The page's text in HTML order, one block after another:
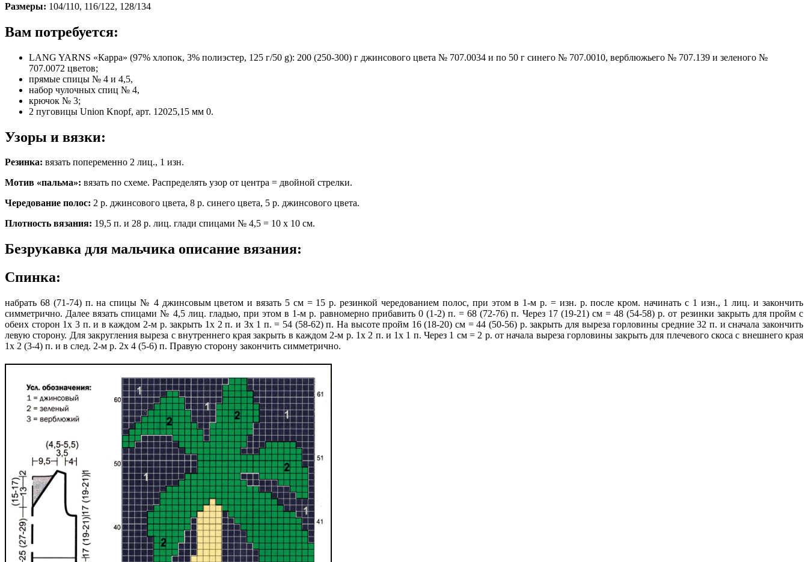
Размеры: 104/110, 116/122, 128/134
Вам потребуется:
LANG YARNS «Карра» (97% хлопок, 3% полиэстер, 125 г/50 g): 200 (250-300) г джинсового цвета № 707.0034 и по 50 г синего № 707.0010, верблюжьего № 707.139 и зеленого №
707.0072 цветов;
прямые спицы № 4 и 4,5,
набор чулочных спиц № 4,
крючок № 3;
2 пуговицы Union Knopf, арт. 12025,15 мм 0.
Узоры и вязки:
Резинка: вязать попеременно 2 лиц., 1 изн.
Мотив «пальма»: вязать по схеме. Распределять узор от центра = двойной стрелки.
Чередование полос: 2 р. джинсового цвета, 8 р. синего цвета, 5 р. джинсового цвета.
Плотность вязания: 19,5 п. и 28 р. лиц. глади спицами № 4,5 = 10 х 10 см.
Безрукавка для мальчика описание вязания:
Спинка:
набрать 68 (71-74) п. на спицы № 4 джинсовым цветом и вязать 5 см = 15 р. резинкой чередованием полос, при этом в 1-м р. = изн. р. после кром. начинать с 1 изн., 1 лиц. и закончить
симметрично. Далее вязать спицами № 4,5 лиц. гладью, при этом в 1-м р. равномерно прибавить 0 (1-2) п. = 68 (72-76) п. Через 17 (19-21) см = 48 (54-58) р. от резинки закрыть для пройм с
обеих сторон 1х 3 п. и в каждом 2-м р. закрыть 1х 2 п. и Зх 1 п. = 54 (58-62) п. На высоте пройм 16 (18-20) см = 44 (50-56) р. закрыть для выреза горловины средние 32 п. и сначала закончить
левую сторону. Для закругления выреза с внутреннего края закрыть в каждом 2-м р. 1х 2 п. и 1х 1 п. Через 1 см = 2 р. от начала выреза горловины закрыть для плечевого скоса с внешнего края
1х 2 (3-4) п. и в след. 2-м р. 2х 4 (5-6) п. Правую сторону закончить симметрично.